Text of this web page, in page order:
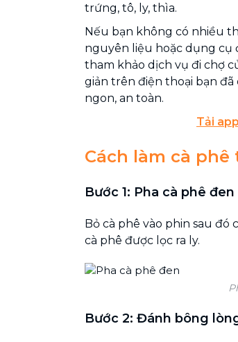
trứng, tô, ly, thìa.
Nếu bạn không có nhiều
nguyên liệu hoặc dụng cụ
tham khảo dịch vụ đi chợ
giản trên điện thoại bạn
ngon, an toàn.
Tải
Cách làm cà phê
Bước 1: Pha cà phê đen
Bỏ cà phê vào phin sau đó
cà phê được lọc ra ly.
Bước 2: Đánh bông